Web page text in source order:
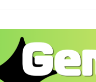
のOpusクラス […]